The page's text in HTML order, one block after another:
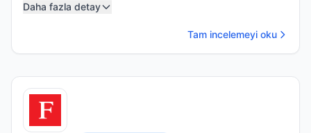
Daha fazla detay
Tam incelemeyi oku